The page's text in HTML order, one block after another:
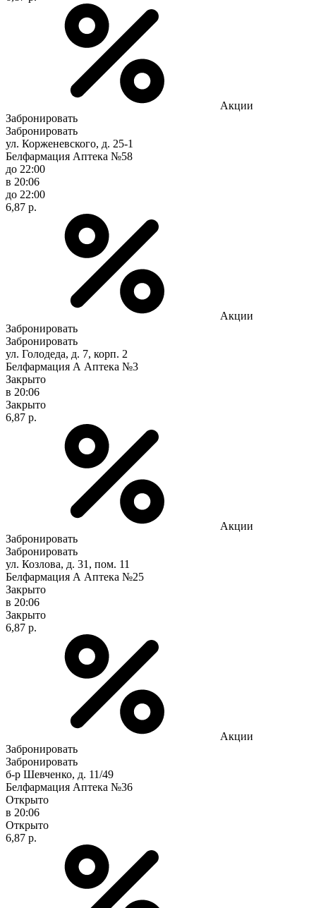
Акции
Забронировать
Забронировать
ул. Корженевского, д. 25-1
Белфармация Аптека №58
до 22:00
в 20:06
до 22:00
6,87 р.
Акции
Забронировать
Забронировать
ул. Голодеда, д. 7, корп. 2
Белфармация А Аптека №3
Закрыто
в 20:06
Закрыто
6,87 р.
Акции
Забронировать
Забронировать
ул. Козлова, д. 31, пом. 11
Белфармация А Аптека №25
Закрыто
в 20:06
Закрыто
6,87 р.
Акции
Забронировать
Забронировать
б-р Шевченко, д. 11/49
Белфармация Аптека №36
Открыто
в 20:06
Открыто
6,87 р.